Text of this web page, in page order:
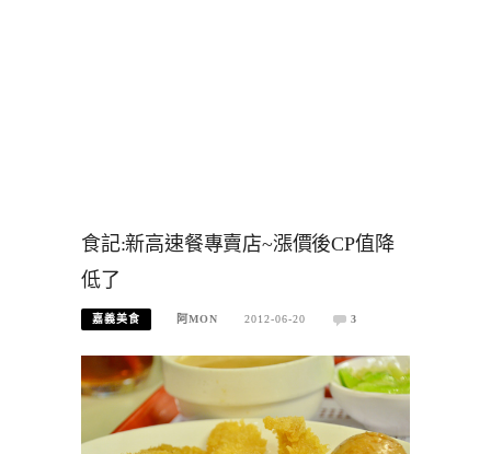
食記:新高速餐專賣店~漲價後CP值降
低了
嘉義美食 阿MON 2012-06-20 3